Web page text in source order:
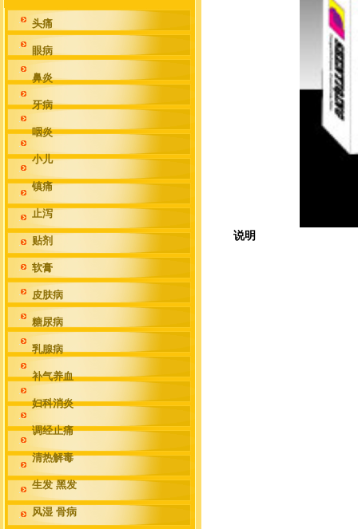
头痛
眼病
鼻炎
牙病
咽炎
小儿
镇痛
止泻
贴剂
软膏
皮肤病
糖尿病
乳腺病
补气养血
妇科消炎
调经止痛
清热解毒
生发 黑发
风湿 骨病
说明